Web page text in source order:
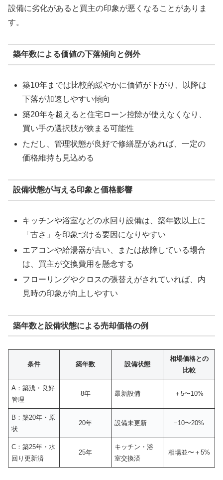
設備に劣化があると買主の印象が悪くなることがありま
す。
築年数による価値の下落傾向と例外
築10年までは比較的緩やかに価値が下がり、以降は
下落が加速しやすい傾向
築20年を超えると住宅ローン控除が使えなくなり、
買い手の選択肢が狭まる可能性
ただし、管理状態が良好で修繕歴があれば、一定の
価格維持も見込める
設備状態が与える印象と価格影響
キッチンや浴室などの水回り設備は、築年数以上に
「古さ」を印象づける要因になりやすい
エアコンや給湯器が古い、または故障している場合
は、買主が交換費用を懸念する
フローリングやクロスの張替えがされていれば、内
見時の印象が向上しやすい
築年数と設備状態による売却価格の例
条件 築年数 設備状態
相場価格との
比較
A：築浅・良好
管理
8年 最新設備 ＋5〜10%
B：築20年・原
状
20年 設備未更新 −10〜20%
C：築25年・水
回り更新済
25年
キッチン・浴
室交換済
相場並〜＋5%